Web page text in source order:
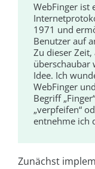
WebFinger ist
1971 und
Benutzer auf
Zu dieser
überschaubar
Idee. Ich
WebFinger
Begriff
„verpfeifen“
entnehme ich
Zunächst